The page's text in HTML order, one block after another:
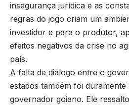
insegurança jurídica e as
regras do jogo criam um
investidor e para o produtor,
efeitos negativos da crise no
país.
A falta de diálogo entre o
estados também foi duramente
governador goiano. Ele